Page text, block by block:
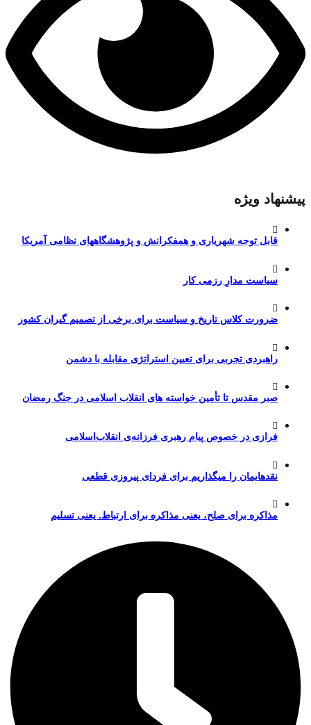
پیشنهاد ویژه
قابل توجه شهریاری و همفکرانش و پژوهشگاههای نظامی آمریکا
سیاست مدارِ رزمی کار
ضرورت کلاس تاریخ و سیاست برای برخی از تصمیم گیران کشور
راهبردی تجربی برای تعیین استراتژی مقابله با دشمن
صبر مقدس تا تأمین خواسته های انقلاب اسلامی در جنگ رمضان
فرازی در خصوص پیام رهبری فرزانه‌ی انقلاب‌اسلامی
نقدهایمان را میگذاریم برای فردای پیروزی قطعی
مذاکره برای صلح، یعنی مذاکره برای ارتباط. یعنی تسلیم